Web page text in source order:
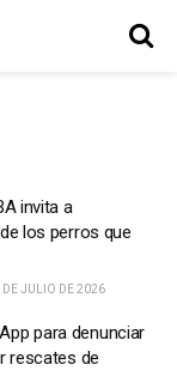
invita a
los perros que
DE JULIO DE 2026
para denunciar
rescates de